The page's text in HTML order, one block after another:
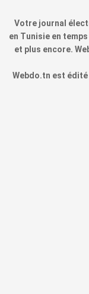
Votre journal
en Tunisie en
et plus encore.
Webdo.tn est édité